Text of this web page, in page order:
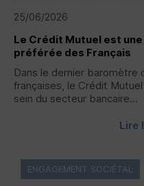
25/06/2026
Le Crédit Mutuel est
préférée des Français
Dans le dernier baromètre
françaises, le Crédit
sein du secteur bancaire...
Lire
ENGAGEMENT SOCIÉTAL